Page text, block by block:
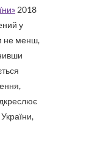
2018
у
не менш,